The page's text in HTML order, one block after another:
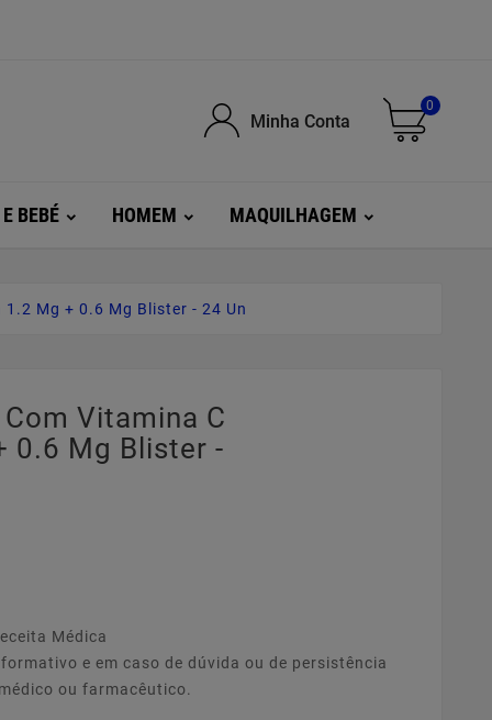
Minha Conta
0
BEBÉ HOMEM MAQUILHAGEM
Mg + 0.6 Mg Blister - 24 Un
Vitamina C
0.6 Mg Blister -
Médica
e em caso de dúvida ou de persistência
ou farmacêutico.